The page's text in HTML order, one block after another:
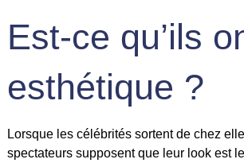
Est-ce qu’ils
esthétique ?
Lorsque les célébrités sortent de chez
spectateurs supposent que leur look est